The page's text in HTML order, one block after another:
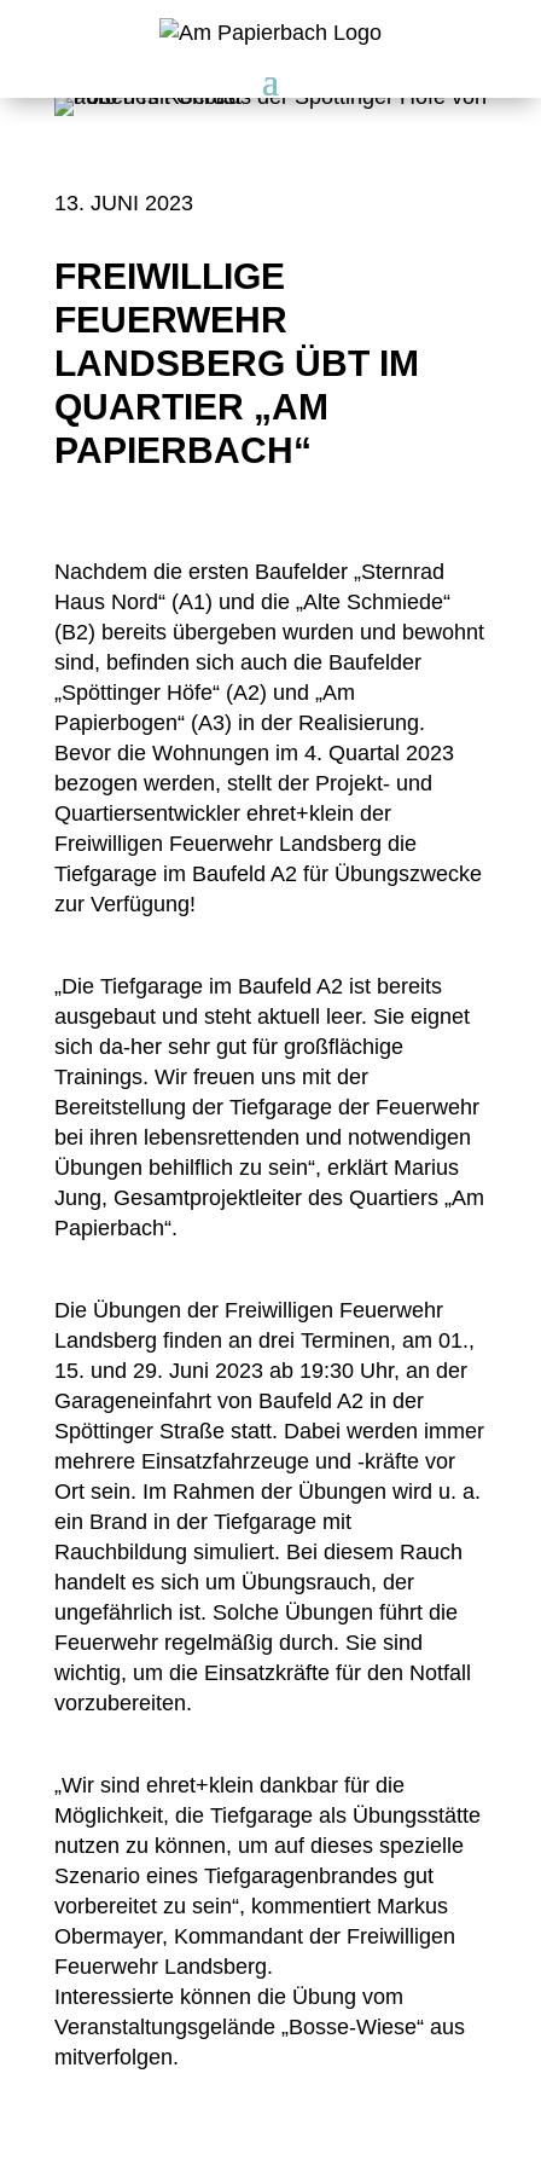
13. JUNI 2023
FREIWILLIGE
FEUERWEHR
LANDSBERG ÜBT IM
QUARTIER „AM
PAPIERBACH“
Nachdem die ersten Baufelder „Sternrad
Haus Nord“ (A1) und die „Alte Schmiede“
(B2) bereits übergeben wurden und bewohnt
sind, befinden sich auch die Baufelder
„Spöttinger Höfe“ (A2) und „Am
Papierbogen“ (A3) in der Realisierung.
Bevor die Wohnungen im 4. Quartal 2023
bezogen werden, stellt der Projekt- und
Quartiersentwickler ehret+klein der
Freiwilligen Feuerwehr Landsberg die
Tiefgarage im Baufeld A2 für Übungszwecke
zur Verfügung!
„Die Tiefgarage im Baufeld A2 ist bereits
ausgebaut und steht aktuell leer. Sie eignet
sich da-her sehr gut für großflächige
Trainings. Wir freuen uns mit der
Bereitstellung der Tiefgarage der Feuerwehr
bei ihren lebensrettenden und notwendigen
Übungen behilflich zu sein“, erklärt Marius
Jung, Gesamtprojektleiter des Quartiers „Am
Papierbach“.
Die Übungen der Freiwilligen Feuerwehr
Landsberg finden an drei Terminen, am 01.,
15. und 29. Juni 2023 ab 19:30 Uhr, an der
Garageneinfahrt von Baufeld A2 in der
Spöttinger Straße statt. Dabei werden immer
mehrere Einsatzfahrzeuge und -kräfte vor
Ort sein. Im Rahmen der Übungen wird u. a.
ein Brand in der Tiefgarage mit
Rauchbildung simuliert. Bei diesem Rauch
handelt es sich um Übungsrauch, der
ungefährlich ist. Solche Übungen führt die
Feuerwehr regelmäßig durch. Sie sind
wichtig, um die Einsatzkräfte für den Notfall
vorzubereiten.
„Wir sind ehret+klein dankbar für die
Möglichkeit, die Tiefgarage als Übungsstätte
nutzen zu können, um auf dieses spezielle
Szenario eines Tiefgaragenbrandes gut
vorbereitet zu sein“, kommentiert Markus
Obermayer, Kommandant der Freiwilligen
Feuerwehr Landsberg.
Interessierte können die Übung vom
Veranstaltungsgelände „Bosse-Wiese“ aus
mitverfolgen.